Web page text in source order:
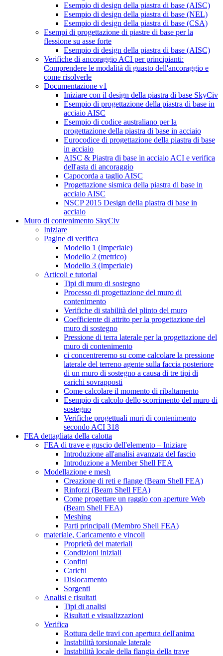
Esempio di design della piastra di base (AISC)
Esempio di design della piastra di base (NEL)
Esempio di design della piastra di base (CSA)
Esempi di progettazione di piastre di base per la
flessione su asse forte
Esempio di design della piastra di base (AISC)
Verifiche di ancoraggio ACI per principianti:
Comprendere le modalità di guasto dell'ancoraggio e
come risolverle
Documentazione v1
Iniziare con il design della piastra di base SkyCiv
Esempio di progettazione della piastra di base in
acciaio AISC
Esempio di codice australiano per la
progettazione della piastra di base in acciaio
Eurocodice di progettazione della piastra di base
in acciaio
AISC & Piastra di base in acciaio ACI e verifica
dell'asta di ancoraggio
Capocorda a taglio AISC
Progettazione sismica della piastra di base in
acciaio AISC
NSCP 2015 Design della piastra di base in
acciaio
Muro di contenimento SkyCiv
Iniziare
Pagine di verifica
Modello 1 (Imperiale)
Modello 2 (metrico)
Modello 3 (Imperiale)
Articoli e tutorial
Tipi di muro di sostegno
Processo di progettazione del muro di
contenimento
Verifiche di stabilità del plinto del muro
Coefficiente di attrito per la progettazione del
muro di sostegno
Pressione di terra laterale per la progettazione del
muro di contenimento
ci concentreremo su come calcolare la pressione
laterale del terreno agente sulla faccia posteriore
di un muro di sostegno a causa di tre tipi di
carichi sovrapposti
Come calcolare il momento di ribaltamento
Esempio di calcolo dello scorrimento del muro di
sostegno
Verifiche progettuali muri di contenimento
secondo ACI 318
FEA dettagliata della calotta
FEA di trave e guscio dell'elemento – Iniziare
Introduzione all'analisi avanzata del fascio
Introduzione a Member Shell FEA
Modellazione e mesh
Creazione di reti e flange (Beam Shell FEA)
Rinforzi (Beam Shell FEA)
Come progettare un raggio con aperture Web
(Beam Shell FEA)
Meshing
Parti principali (Membro Shell FEA)
materiale, Caricamento e vincoli
Proprietà dei materiali
Condizioni iniziali
Confini
Carichi
Dislocamento
Sorgenti
Analisi e risultati
Tipi di analisi
Risultati e visualizzazioni
Verifica
Rottura delle travi con apertura dell'anima
Instabilità torsionale laterale
Instabilità locale della flangia della trave